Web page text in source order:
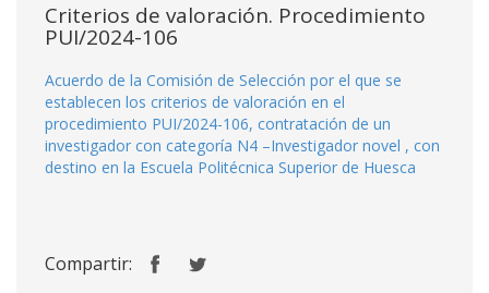
Criterios de valoración. Procedimiento
PUI/2024-106
Acuerdo de la Comisión de Selección por el que se
establecen los criterios de valoración en el
procedimiento PUI/2024-106, contratación de un
investigador con categoría N4 –Investigador novel , con
destino en la Escuela Politécnica Superior de Huesca
Compartir: